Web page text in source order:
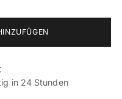
in 24 Stunden